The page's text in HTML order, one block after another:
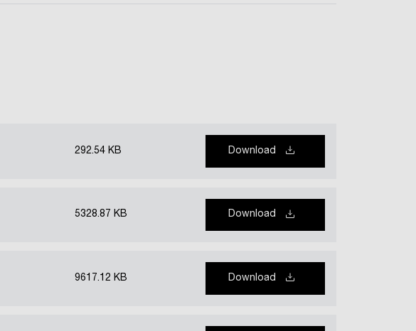
292.54 KB Download
5328.87 KB Download
9617.12 KB Download